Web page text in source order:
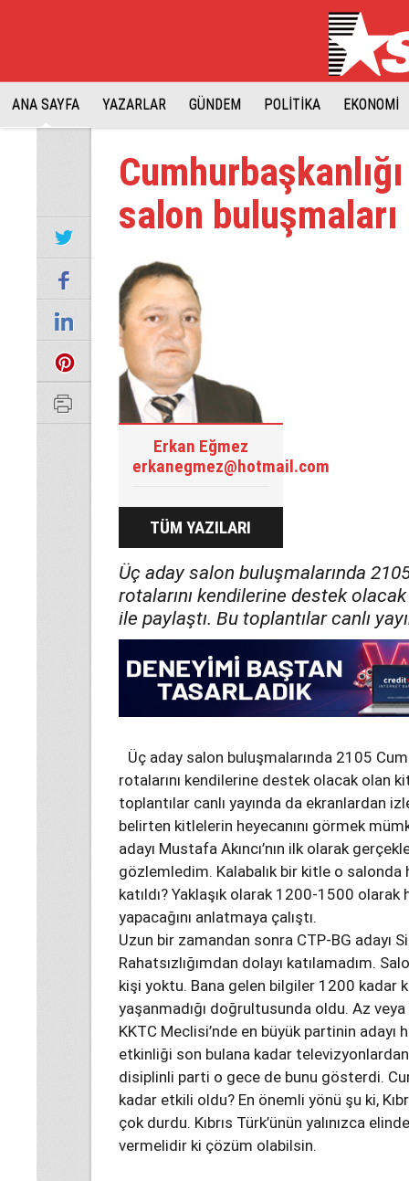
ANA SAYFA YAZARLAR GÜNDEM POLİTİKA EKONOMİ
salon buluşmaları
Erkan Eğmez
erkanegmez@hotmail.com
TÜM YAZILARI
Üç aday salon buluşmalarında
rotalarını kendilerine destek
ile paylaştı. Bu toplantılar canlı
Üç aday salon buluşmalarında 2105
rotalarını kendilerine destek olacak olan
toplantılar canlı yayında da ekranlardan
belirten kitlelerin heyecanını görmek
adayı Mustafa Akıncı’nın ilk olarak
gözlemledim. Kalabalık bir kitle o salonda
katıldı? Yaklaşık olarak 1200-1500
yapacağını anlatmaya çalıştı.
Uzun bir zamandan sonra CTP-BG adayı
Rahatsızlığımdan dolayı katılamadım.
kişi yoktu. Bana gelen bilgiler 1200 kadar
yaşanmadığı doğrultusunda oldu. Az
KKTC Meclisi’nde en büyük partinin adayı
etkinliği son bulana kadar
disiplinli parti o gece de bunu gösterdi.
kadar etkili oldu? En önemli yönü şu ki,
çok durdu. Kıbrıs Türk’ünün yalınızca
vermelidir ki çözüm olabilsin.